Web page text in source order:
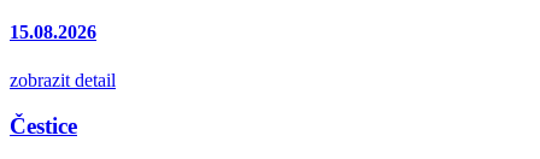
15.08.2026
zobrazit detail
Čestice